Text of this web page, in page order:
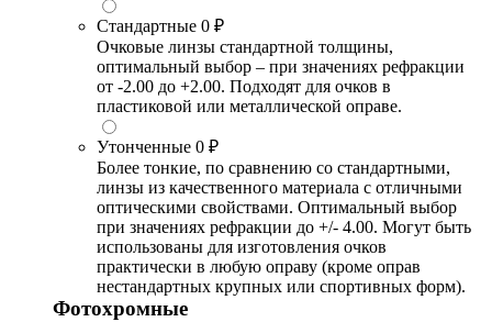
Стандартные 0 ₽
Очковые линзы стандартной толщины,
оптимальный выбор – при значениях рефракции
от -2.00 до +2.00. Подходят для очков в
пластиковой или металлической оправе.
Утонченные 0 ₽
Более тонкие, по сравнению со стандартными,
линзы из качественного материала с отличными
оптическими свойствами. Оптимальный выбор
при значениях рефракции до +/- 4.00. Могут быть
использованы для изготовления очков
практически в любую оправу (кроме оправ
нестандартных крупных или спортивных форм).
Фотохромные